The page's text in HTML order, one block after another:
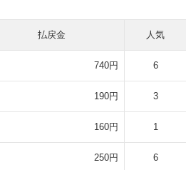
払戻金 人気
740円 6
190円 3
160円 1
250円 6